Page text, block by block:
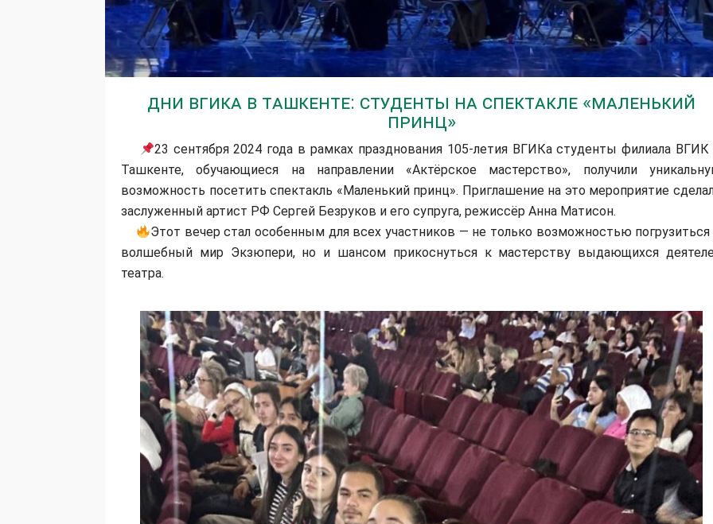
Дни ВГИКа в Ташкенте: студенты на спектакле «Маленький
принц»
23 сентября 2024 года в рамках празднования 105-летия ВГИКа студенты филиала ВГИК
Ташкенте, обучающиеся на направлении «Актёрское мастерство», получили
возможность посетить спектакль «Маленький принц». Приглашение на это мероприятие
заслуженный артист РФ Сергей Безруков и его супруга, режиссёр Анна Матисон.
Этот вечер стал особенным для всех участников — не только возможностью погрузиться
волшебный мир Экзюпери, но и шансом прикоснуться к мастерству выдающихся
театра.